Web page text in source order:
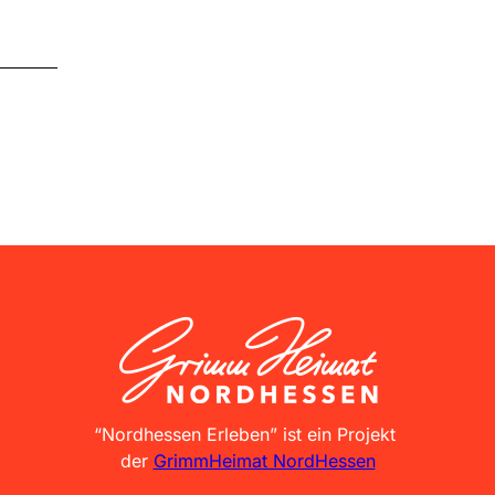
GrimmHeimat NordHessen
“Nordhessen Erleben” ist ein Projekt
der GrimmHeimat NordHessen